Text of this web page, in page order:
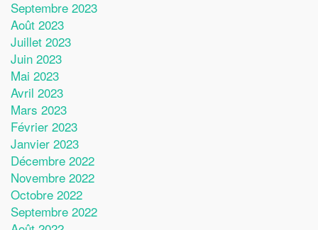
Septembre 2023
Août 2023
Juillet 2023
Juin 2023
Mai 2023
Avril 2023
Mars 2023
Février 2023
Janvier 2023
Décembre 2022
Novembre 2022
Octobre 2022
Septembre 2022